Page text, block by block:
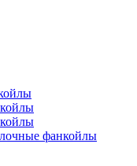
фанкойлы